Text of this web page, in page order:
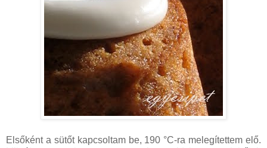
Elsőként a sütőt kapcsoltam be, 190 °C-ra melegítettem elő.